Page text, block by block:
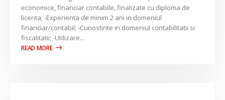
economice, financiar contabile, finalizate cu diploma de
licenta; -Experienta de minim 2 ani in domeniul
financiar/contabil; -Cunostinte in domeniul contabilitatii si
fiscalitatii; -Utilizare...